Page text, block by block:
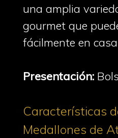
una amplia
gourmet que
fácilmente en
Presentación:
Características
Medallones de